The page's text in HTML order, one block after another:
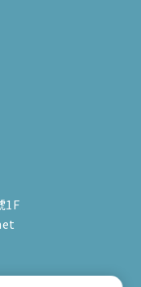
1F